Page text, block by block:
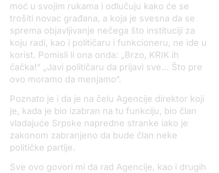
moć u svojim rukama i odlučuju kako će se
trošiti novac građana, a koja je svesna da se
sprema objavljivanje nečega što instituciji za
koju radi, kao i političaru i funkcioneru, ne ide u
korist. Pomisli li ona onda: „Brzo, KRIK ih
čačka!“ „Javi političaru da prijavi sve… Što pre
ovo moramo da menjamo“.
Poznato je i da je na čelu Agencije direktor koji
je, kada je bio izabran na tu funkciju, bio član
vladajuće Srpske napredne stranke iako je
zakonom zabranjeno da bude član neke
političke partije.
Sve ovo govori mi da rad Agencije, kao i drugih